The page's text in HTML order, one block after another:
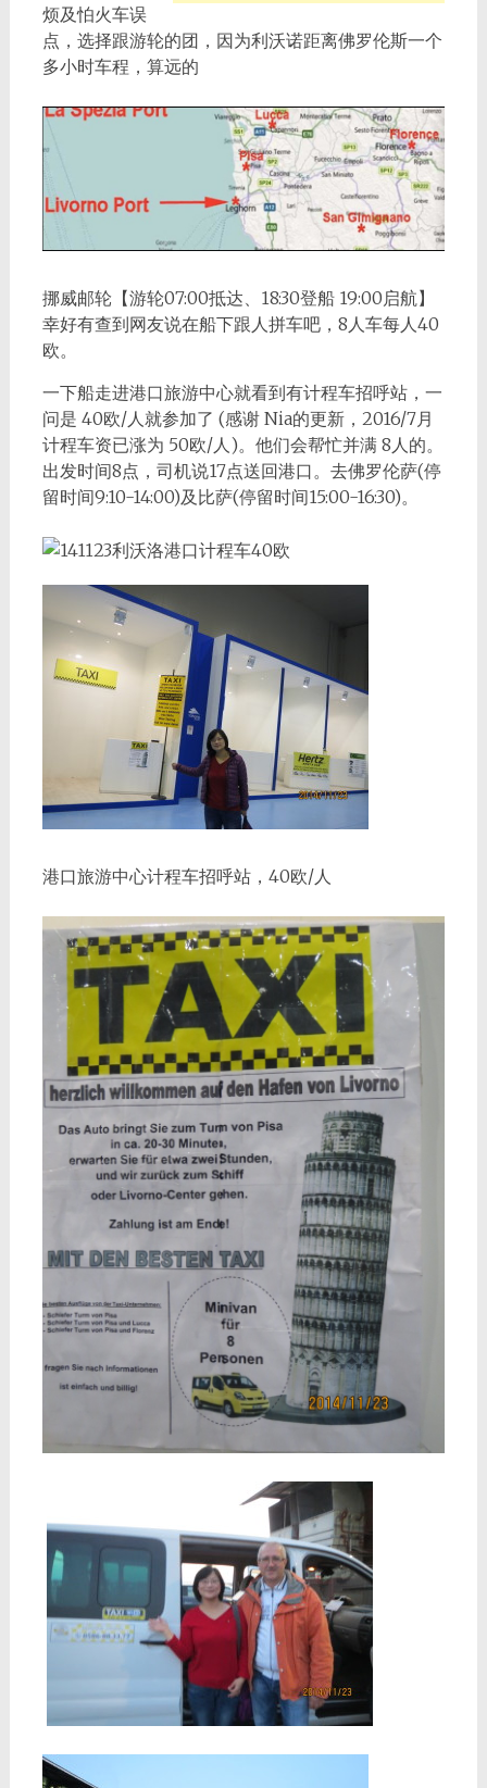
烦及怕火车误
点，选择跟游轮的团，因为利沃诺距离佛罗伦斯一个
多小时车程，算远的
挪威邮轮【游轮07:00抵达、18:30登船 19:00启航】
幸好有查到网友说在船下跟人拼车吧，8人车每人40
欧。
一下船走进港口旅游中心就看到有计程车招呼站，一
问是 40欧/人就参加了 (感谢 Nia的更新，2016/7月
计程车资已涨为 50欧/人)。他们会帮忙并满 8人的。
出发时间8点，司机说17点送回港口。去佛罗伦萨(停
留时间9:10-14:00)及比萨(停留时间15:00-16:30)。
港口旅游中心计程车招呼站，40欧/人